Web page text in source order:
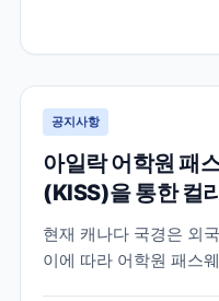
공지사항
아일락 어학원 패
(KISS)을 통한 컬
현재 캐나다 국경은 외
이에 따라 어학원 패스